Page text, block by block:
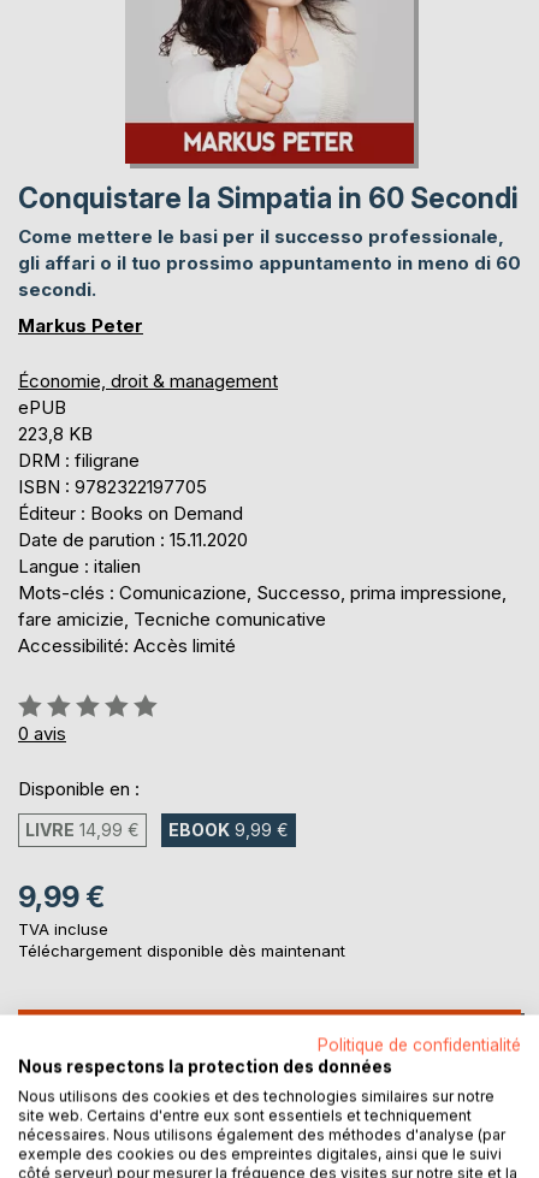
Conquistare la Simpatia in 60 Secondi
Come mettere le basi per il successo professionale,
gli affari o il tuo prossimo appuntamento in meno di 60
secondi.
Markus Peter
Économie, droit & management
ePUB
223,8 KB
DRM : filigrane
ISBN : 9782322197705
Éditeur : Books on Demand
Date de parution : 15.11.2020
Langue : italien
Mots-clés : Comunicazione, Successo, prima impressione,
fare amicizie, Tecniche comunicative
Accessibilité: Accès limité
Évaluation:
0%
0 avis
Disponible en :
LIVRE 14,99 € EBOOK 9,99 €
9,99 €
TVA incluse
Téléchargement disponible dès maintenant
AJOUTER AU PANIER
Ajouter à ma liste d'envies
Laisser un avis
Politique de confidentialité
Nous respectons la protection des données
Nous utilisons des cookies et des technologies similaires sur notre
site web. Certains d'entre eux sont essentiels et techniquement
nécessaires. Nous utilisons également des méthodes d'analyse (par
exemple des cookies ou des empreintes digitales, ainsi que le suivi
côté serveur) pour mesurer la fréquence des visites sur notre site et la